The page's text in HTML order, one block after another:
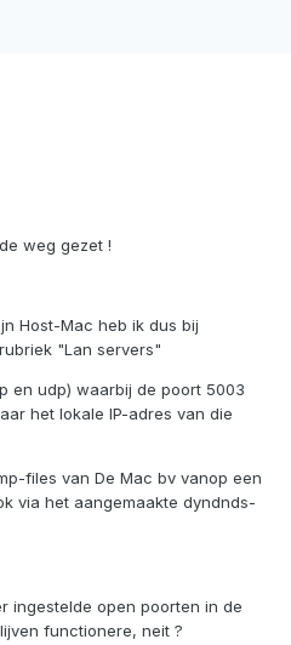
weg gezet !
Host-Mac heb ik dus bij
"Lan servers"
en udp) waarbij de poort 5003
het lokale IP-adres van die
files van De Mac bv vanop een
via het aangemaakte dyndnds-
ingestelde open poorten in de
functionere, neit ?